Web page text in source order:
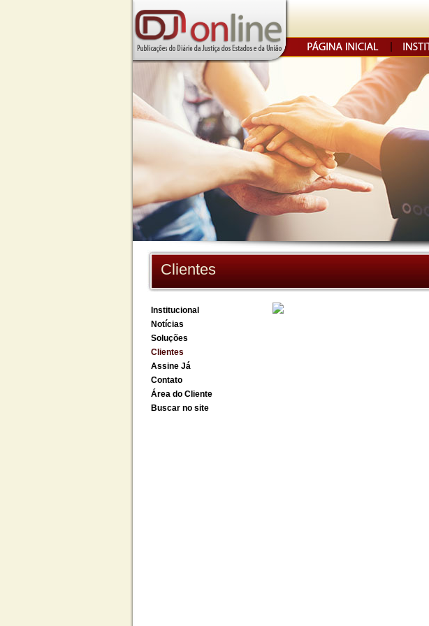
Clientes
Institucional
Notícias
Soluções
Clientes
Assine Já
Contato
Área do Cliente
Buscar no site